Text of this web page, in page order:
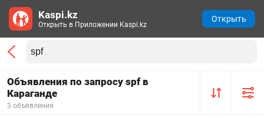
Объявления по запросу spf в
Караганде
3 объявления
Kaspi.kz
Открыть в Приложении Kaspi.kz
Открыть